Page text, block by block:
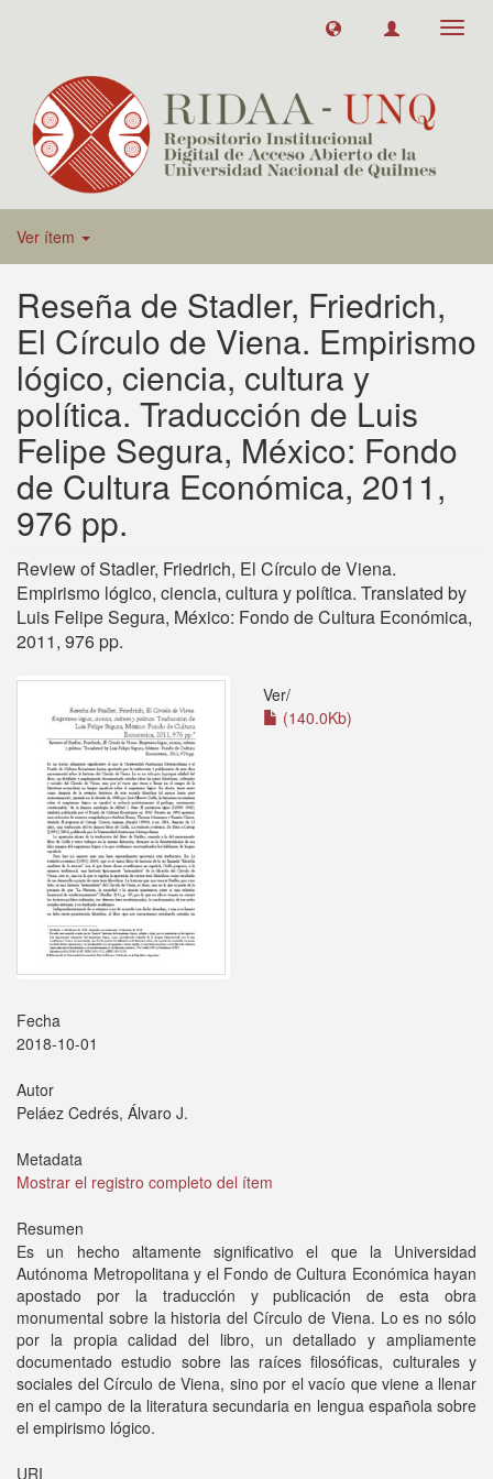
Ver ítem
Reseña de Stadler, Friedrich,
El Círculo de Viena. Empirismo
lógico, ciencia, cultura y
política. Traducción de Luis
Felipe Segura, México: Fondo
de Cultura Económica, 2011,
976 pp.
Review of Stadler, Friedrich, El Círculo de Viena.
Empirismo lógico, ciencia, cultura y política. Translated by
Luis Felipe Segura, México: Fondo de Cultura Económica,
2011, 976 pp.
Ver/
(140.0Kb)
Fecha
2018-10-01
Autor
Peláez Cedrés, Álvaro J.
Metadata
Mostrar el registro completo del ítem
Resumen
Es un hecho altamente significativo el que la Universidad
Autónoma Metropolitana y el Fondo de Cultura Económica hayan
apostado por la traducción y publicación de esta obra
monumental sobre la historia del Círculo de Viena. Lo es no sólo
por la propia calidad del libro, un detallado y ampliamente
documentado estudio sobre las raíces filosóficas, culturales y
sociales del Círculo de Viena, sino por el vacío que viene a llenar
en el campo de la literatura secundaria en lengua española sobre
el empirismo lógico.
URI